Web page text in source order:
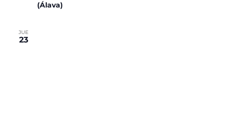
(Álava)
JUE
23